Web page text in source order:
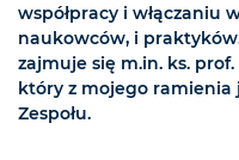
współpracy i włączaniu
naukowców, i
zajmuje się m.in. ks. prof.
który z mojego
Zespołu.